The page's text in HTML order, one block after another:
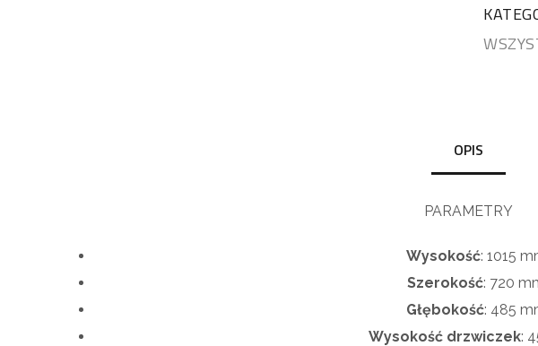
OPIS
PARAMETRY
Wysokość: 1015
Szerokość: 720
Głębokość: 485
Wysokość drzwiczek: